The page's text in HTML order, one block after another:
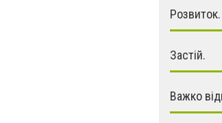
Розвиток.
Застій.
Важко